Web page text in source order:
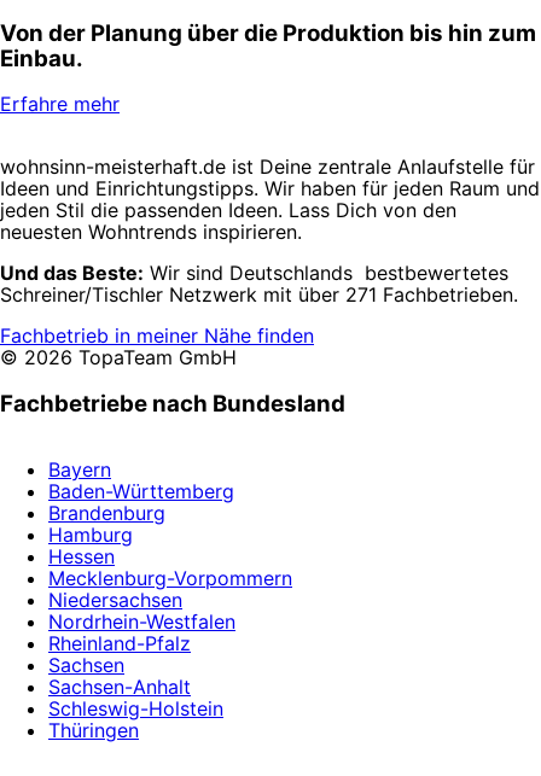
Von der Planung über die Produktion bis hin zum
Einbau.
Erfahre mehr
wohnsinn-meisterhaft.de ist Deine zentrale Anlaufstelle für
Ideen und Einrichtungstipps. Wir haben für jeden Raum und
jeden Stil die passenden Ideen. Lass Dich von den
neuesten Wohntrends inspirieren.
Und das Beste: Wir sind Deutschlands bestbewertetes
Schreiner/Tischler Netzwerk mit über 271 Fachbetrieben.
Fachbetrieb in meiner Nähe finden
© 2026 TopaTeam GmbH
Fachbetriebe nach Bundesland
Bayern
Baden-Württemberg
Brandenburg
Hamburg
Hessen
Mecklenburg-Vorpommern
Niedersachsen
Nordrhein-Westfalen
Rheinland-Pfalz
Sachsen
Sachsen-Anhalt
Schleswig-Holstein
Thüringen